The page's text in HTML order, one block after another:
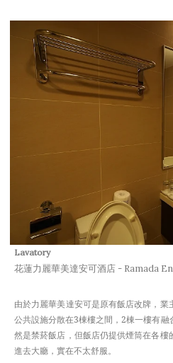
Lavatory
花蓮力麗華美達安可酒店 - Ramada
由於力麗華美達安可是原有飯店改牌，業
公共設施分散在3棟樓之間，2棟一樓有
然是禁菸飯店，但飯店仍提供煙筒在各
進去大廳，實在不太舒服。